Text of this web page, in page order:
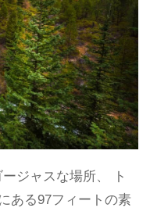
ジャスな場所、 ト
ある97フィートの素